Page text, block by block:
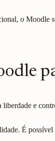
o Moodle
liberdade e
É